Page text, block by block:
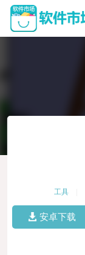
工具
安卓下载